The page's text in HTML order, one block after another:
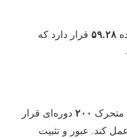
۵۹.۲۸ قرار دارد که
متحرک ۲۰۰ دوره‌ای قرار
کند. عبور و تثبیت